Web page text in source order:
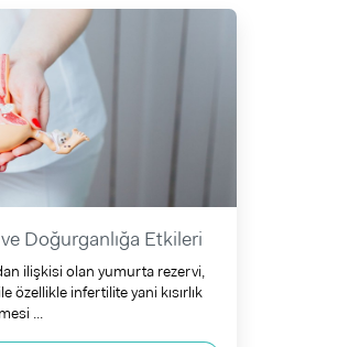
Doğurganlığa Etkileri
ilişkisi olan yumurta rezervi,
özellikle infertilite yani kısırlık
...